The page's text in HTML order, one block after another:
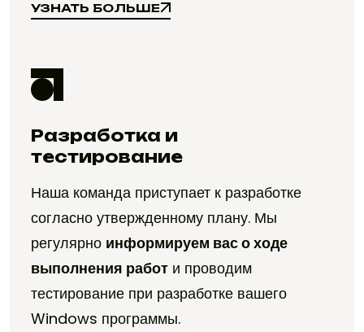
УЗНАТЬ БОЛЬШЕ
УЗНАТЬ БОЛЬШЕ
Разработка и
тестирование
Наша команда приступает к разработке
согласно утвержденному плану. Мы
регулярно информируем вас о ходе
выполнения работ и проводим
тестирование при разработке вашего
Windows программы.